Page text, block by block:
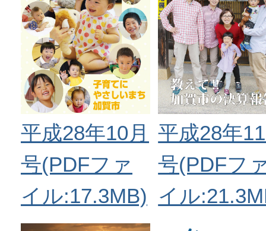
平成28年10月
号(PDFファ
イル:17.3MB)
平成28年
号(PDFフ
イル